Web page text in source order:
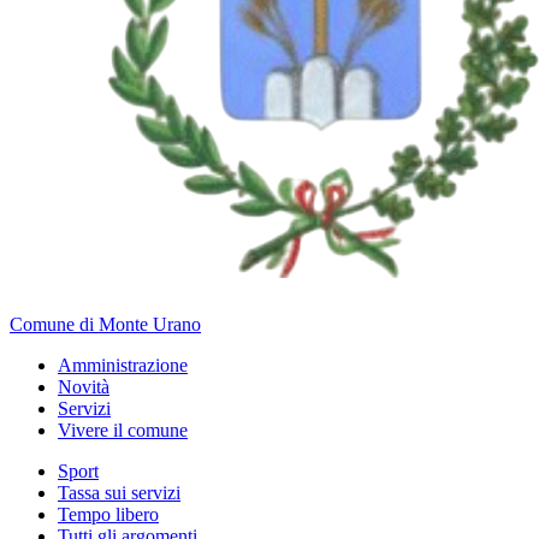
Comune di Monte Urano
Amministrazione
Novità
Servizi
Vivere il comune
Sport
Tassa sui servizi
Tempo libero